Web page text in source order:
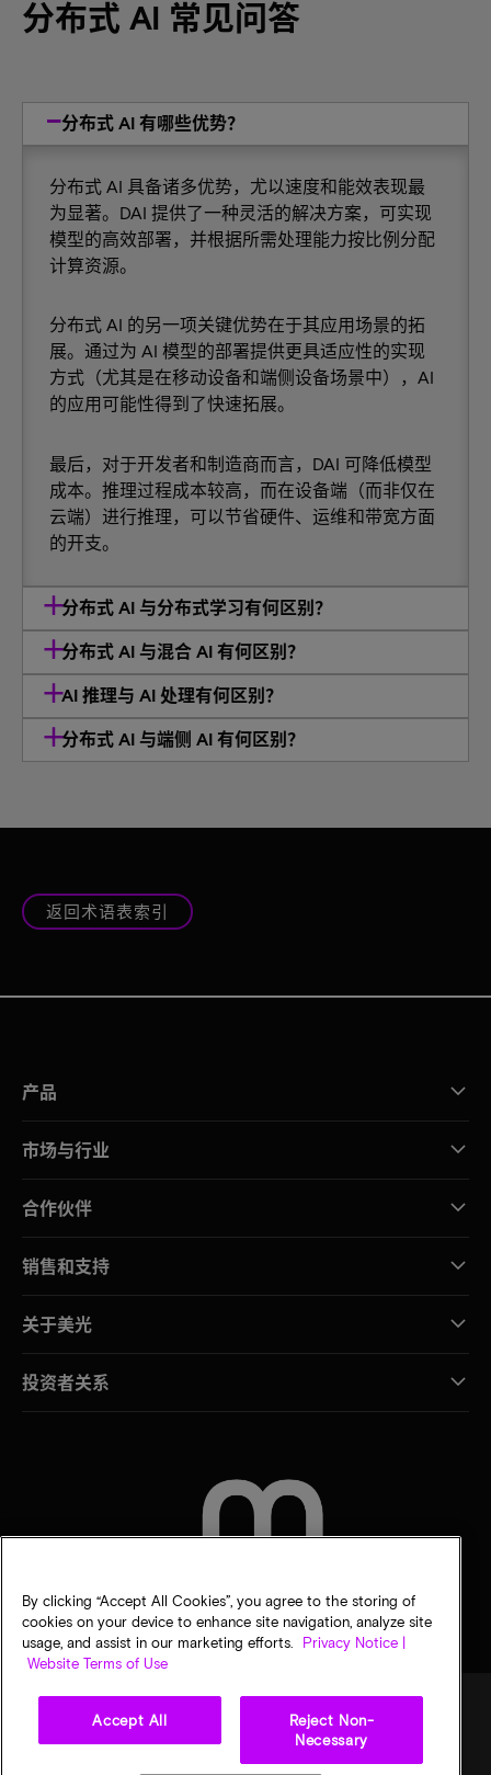
分布式 AI 常见问答
分布式 AI 有哪些优势？
分布式 AI 具备诸多优势，尤以速度和能效表现最
为显著。DAI 提供了一种灵活的解决方案，可实现
模型的高效部署，并根据所需处理能力按比例分配
计算资源。
分布式 AI 的另一项关键优势在于其应用场景的拓
展。通过为 AI 模型的部署提供更具适应性的实现
方式（尤其是在移动设备和端侧设备场景中），AI
的应用可能性得到了快速拓展。
最后，对于开发者和制造商而言，DAI 可降低模型
成本。推理过程成本较高，而在设备端（而非仅在
云端）进行推理，可以节省硬件、运维和带宽方面
的开支。
分布式 AI 与分布式学习有何区别？
分布式 AI 与混合 AI 有何区别？
AI 推理与 AI 处理有何区别？
分布式 AI 与端侧 AI 有何区别？
返回术语表索引
产品
市场与行业
合作伙伴
销售和支持
关于美光
投资者关系
By clicking “Accept All Cookies”, you agree to the storing of
cookies on your device to enhance site navigation, analyze site
usage, and assist in our marketing efforts.
Privacy Notice |
Website Terms of Use
Accept All
Reject Non-
Necessary